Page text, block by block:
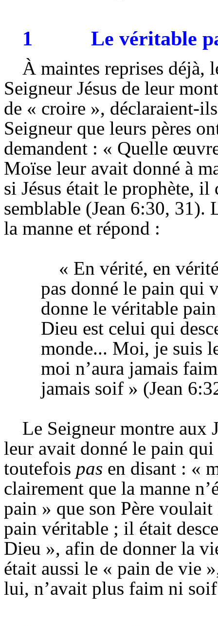
1 Le véritable
À maintes reprises déjà,
Seigneur Jésus de leur
de « croire », déclaraient-
Seigneur que leurs pères
demandent : « Quelle
Moïse leur avait donné à
si Jésus était le prophète,
semblable (Jean 6:30, 31).
la manne et répond :
« En vérité, en
pas donné le pain qui
donne le véritable
Dieu est celui qui
monde... Moi, je suis
moi n’aura jamais
jamais soif » (Jean
Le Seigneur montre aux
leur avait donné le pain
toutefois pas en disant : «
clairement que la manne
pain » que son Père
pain véritable ; il était
Dieu », afin de donner la
était aussi le « pain de vie
lui, n’avait plus faim ni